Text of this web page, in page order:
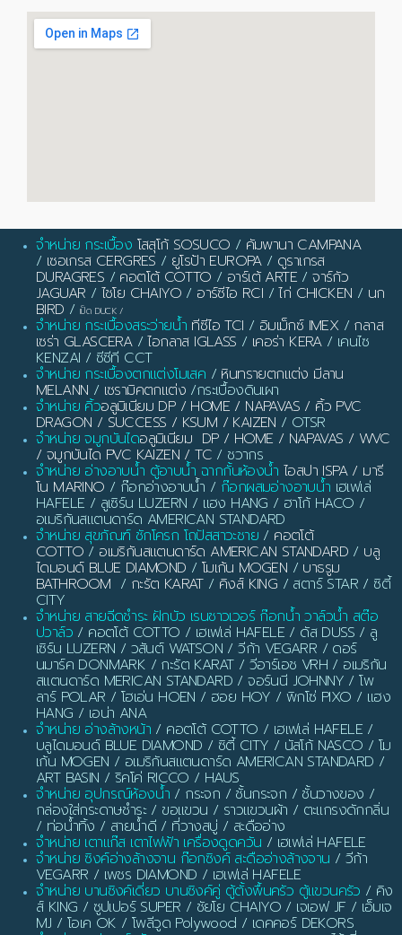
จำหน่าย กระเบื้อง โสสุโก้ SOSUCO / คัมพานา CAMPANA
/ เซอเกรส CERGRES / ยูโรป้า EUROPA/ ดูราเกรส
DURAGRES / คอตโต้ COTTO / อาร์เต้ ARTE /จาร์กัว
JAGUAR / ไชโย CHAIYO / อาร์ซีไอ RCI /ไก่ CHICKEN / นก
BIRD / เป็ด DUCK /
จำหน่าย กระเบื้องสระว่ายน้ำ ทีซีไอ TCI / อิมเม็กซ์ IMEX/ กลาส
เซร่า GLASCERA/ไอกลาส IGLASS / เคอร่า KERA/ เคนไซ
KENZAI / ซีซีที CCT
จำหน่าย กระเบื้องตกแต่งโมเสค / หินทรายตกแต่ง มีลาน
MELANN / เซรามิคตกแต่ง /กระเบื้องดินเผา
จำหน่าย คิ้วอลูมิเนียม DP / HOME / NAPAVAS / คิ้ว PVC
DRAGON / SUCCESS / KSUM / KAIZEN / OTSR
จำหน่าย จมูกบันไดอลูมิเนียม DP / HOME / NAPAVAS / WVC
/ จมูกบันได PVC KAIZEN / TC / ชวากร
จำหน่าย อ่างอาบน้ำ ตู้อาบน้ำ ฉากกั้นห้องน้ำ ไอสปา ISPA / มารี
โน MARINO / ก๊อกอ่างอาบน้ำ / ก๊อกผสมอ่างอาบน้ำ เฮเฟเล่
HAFELE / ลูเซิร์น LUZERN / แฮง HANG / ฮาโก้ HACO /
อเมริกันสแตนดาร์ด AMERICAN STANDARD
จำหน่าย สุขภัณฑ์ ชักโครก โถปัสสาวะชาย / คอตโต้
COTTO / อเมริกันสแตนดาร์ด AMERICAN STANDARD / บลู
ไดมอนด์ BLUE DIAMOND / โมเก้น MOGEN / บาธรูม
BATHROOM / กะรัต KARAT/ คิงส์ KING / สตาร์ STAR / ซิตี้
CITY
จำหน่าย สายฉีดชำระ ฝักบัว เรนชาวเวอร์ ก๊อกน้ำ วาล์วน้ำ สต๊อ
ปวาล์ว / คอตโต้ COTTO / เฮเฟเล่ HAFELE / ดัส DUSS / ลู
เซิร์น LUZERN / วสันต์ WATSON / วีก้า VEGARR / ดอร์
นมาร์ค DONMARK / กะรัต KARAT / วีอาร์เอช VRH / อเมริกัน
สแตนดาร์ด MERICAN STANDARD / จอร์นนี JOHNNY / โพ
ลาร์ POLAR / โฮเอ่น HOEN / ฮอย HOY / พิกโซ่ PIXO / แฮง
HANG / เอน่า ANA
จำหน่าย อ่างล้างหน้า / คอตโต้ COTTO / เฮเฟเล่ HAFELE /
บลูไดมอนด์ BLUE DIAMOND / ซิตี้ CITY / นัสโก้ NASCO / โม
เก้น MOGEN / อเมริกันสแตนดาร์ด AMERICAN STANDARD /
ART BASIN / ริคโค่ RICCO / HAUS
จำหน่าย อุปกรณ์ห้องน้ำ / กระจก / ชั้นกระจก / ชั้นวางของ /
กล่องใส่กระดาษชำระ / ขอแขวน / ราวแขวนผ้า / ตะแกรงดักกลิ่น
/ ท่อน้ำทิ้ง / สายน้ำดี / ที่วางสบู่ / สะดืออ่าง
จำหน่าย เตาแก๊ส เตาไฟฟ้า เครื่องดูดควัน / เฮเฟเล่ HAFELE
จำหน่าย ซิงค์อ่างล้างจาน ก๊อกซิงค์ สะดืออ่างล้างจาน / วีก้า
VEGARR / เพชร DIAMOND / เฮเฟเล่ HAFELE
จำหน่าย บานซิงค์เดี่ยว บานซิงค์คู่ ตู้ตั้งพื้นครัว ตู้แขวนครัว / คิง
ส์ KING / ซูปเปอร์ SUPER / ชัยโย CHAIYO / เจเอฟ JF / เอ็มเจ
MJ / โอเค OK / โพลีวูด Polywood / เดคคอร์ DEKORS